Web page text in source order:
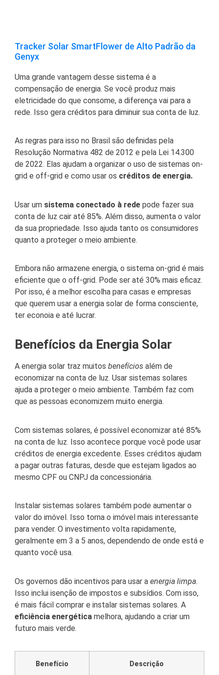
Tracker Solar SmartFlower de Alto Padrão da
Genyx
Uma grande vantagem desse sistema é a
compensação de energia. Se você produz mais
eletricidade do que consome, a diferença vai para a
rede. Isso gera créditos para diminuir sua conta de luz.
As regras para isso no Brasil são definidas pela
Resolução Normativa 482 de 2012 e pela Lei 14.300
de 2022. Elas ajudam a organizar o uso de sistemas on-
grid e off-grid e como usar os créditos de energia.
Usar um sistema conectado à rede pode fazer sua
conta de luz cair até 85%. Além disso, aumenta o valor
da sua propriedade. Isso ajuda tanto os consumidores
quanto a proteger o meio ambiente.
Embora não armazene energia, o sistema on-grid é mais
eficiente que o off-grid. Pode ser até 30% mais eficaz.
Por isso, é a melhor escolha para casas e empresas
que querem usar a energia solar de forma consciente,
ter econoia e até lucrar.
Benefícios da Energia Solar
A energia solar traz muitos benefícios além de
economizar na conta de luz. Usar sistemas solares
ajuda a proteger o meio ambiente. Também faz com
que as pessoas economizem muito energia.
Com sistemas solares, é possível economizar até 85%
na conta de luz. Isso acontece porque você pode usar
créditos de energia excedente. Esses créditos ajudam
a pagar outras faturas, desde que estejam ligados ao
mesmo CPF ou CNPJ da concessionária.
Instalar sistemas solares também pode aumentar o
valor do imóvel. Isso torna o imóvel mais interessante
para vender. O investimento volta rapidamente,
geralmente em 3 a 5 anos, dependendo de onde está e
quanto você usa.
Os governos dão incentivos para usar a energia limpa.
Isso inclui isenção de impostos e subsídios. Com isso,
é mais fácil comprar e instalar sistemas solares. A
eficiência energética melhora, ajudando a criar um
futuro mais verde.
Benefício Descrição